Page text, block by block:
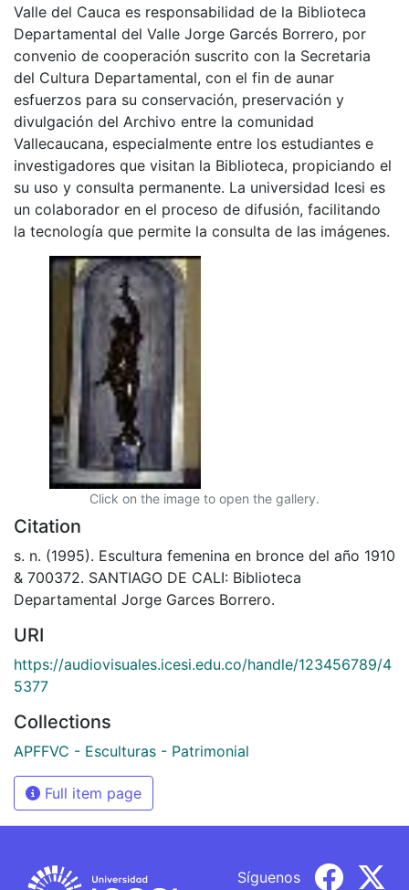
Valle del Cauca es responsabilidad de la Biblioteca
Departamental del Valle Jorge Garcés Borrero, por
convenio de cooperación suscrito con la Secretaria
del Cultura Departamental, con el fin de aunar
esfuerzos para su conservación, preservación y
divulgación del Archivo entre la comunidad
Vallecaucana, especialmente entre los estudiantes e
investigadores que visitan la Biblioteca, propiciando el
su uso y consulta permanente. La universidad Icesi es
un colaborador en el proceso de difusión, facilitando
la tecnología que permite la consulta de las imágenes.
Click on the image to open the gallery.
Citation
s. n. (1995). Escultura femenina en bronce del año 1910
& 700372. SANTIAGO DE CALI: Biblioteca
Departamental Jorge Garces Borrero.
URI
https://audiovisuales.icesi.edu.co/handle/123456789/4
5377
Collections
APFFVC - Esculturas - Patrimonial
Full item page
Síguenos